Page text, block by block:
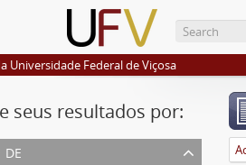
Universidade Federal de Viçosa
seus resultados por: